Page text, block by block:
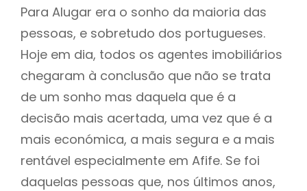
Para Alugar era o sonho da maioria das
pessoas, e sobretudo dos portugueses.
Hoje em dia, todos os agentes imobiliários
chegaram à conclusão que não se trata
de um sonho mas daquela que é a
decisão mais acertada, uma vez que é a
mais económica, a mais segura e a mais
rentável especialmente em Afife. Se foi
daquelas pessoas que, nos últimos anos,